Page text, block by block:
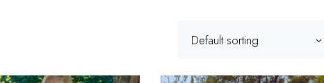
Corderie
Spring
Default sorting